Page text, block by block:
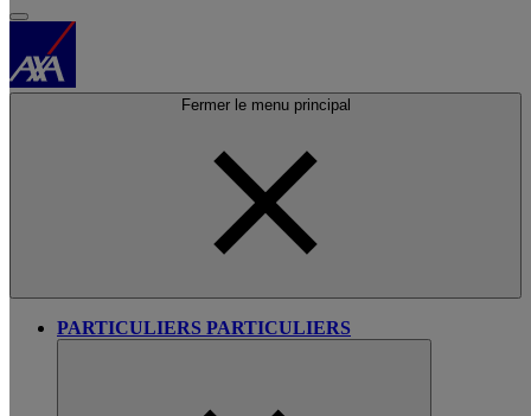
Fermer le menu principal
PARTICULIERS PARTICULIERS